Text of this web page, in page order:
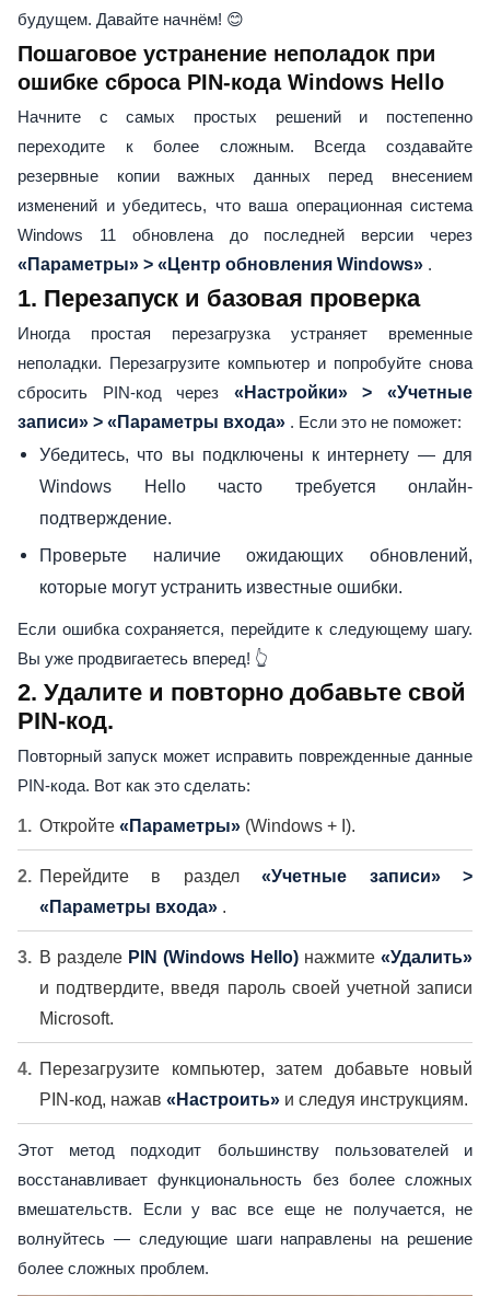
будущем. Давайте начнём! 😊
Пошаговое устранение неполадок при
ошибке сброса PIN-кода Windows Hello
Начните с самых простых решений и постепенно
переходите к более сложным. Всегда создавайте
резервные копии важных данных перед внесением
изменений и убедитесь, что ваша операционная система
Windows 11 обновлена ​​до последней версии через
«Параметры» > «Центр обновления Windows» .
1. Перезапуск и базовая проверка
Иногда простая перезагрузка устраняет временные
неполадки. Перезагрузите компьютер и попробуйте снова
сбросить PIN-код через «Настройки» > «Учетные
записи» > «Параметры входа» . Если это не поможет:
Убедитесь, что вы подключены к интернету — для
Windows Hello часто требуется онлайн-
подтверждение.
Проверьте наличие ожидающих обновлений,
которые могут устранить известные ошибки.
Если ошибка сохраняется, перейдите к следующему шагу.
Вы уже продвигаетесь вперед! 👆
2. Удалите и повторно добавьте свой
PIN-код.
Повторный запуск может исправить поврежденные данные
PIN-кода. Вот как это сделать:
Откройте «Параметры» (Windows + I).
Перейдите в раздел«Учетные записи» >
«Параметры входа» .
В разделе PIN (Windows Hello) нажмите «Удалить»
и подтвердите, введя пароль своей учетной записи
Microsoft.
Перезагрузите компьютер, затем добавьте новый
PIN-код, нажав «Настроить» и следуя инструкциям.
Этот метод подходит большинству пользователей и
восстанавливает функциональность без более сложных
вмешательств. Если у вас все еще не получается, не
волнуйтесь — следующие шаги направлены на решение
более сложных проблем.